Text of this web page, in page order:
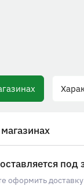
под
оформить доставку